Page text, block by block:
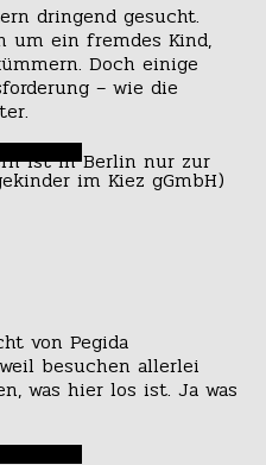
dringend gesucht.
ein fremdes Kind,
Doch einige
– wie die
von Pegida
besuchen allerlei
was hier los ist. Ja was